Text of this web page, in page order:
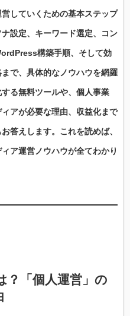
営していくための基本ステップ
設定、 キーワード選定、 コン
構築手順、そして効
まで、具体的なノウハウを網羅
する無料ツールや、 個人事業
ィアが必要な理由、 収益化まで
答えします。これを読めば、
ア運営ノウハウが全てわかり
？「 個人運営 」の